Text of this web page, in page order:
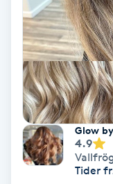
Frisör
Funktionsanalys
Färgning
Föning
Glow
4.9
Tider